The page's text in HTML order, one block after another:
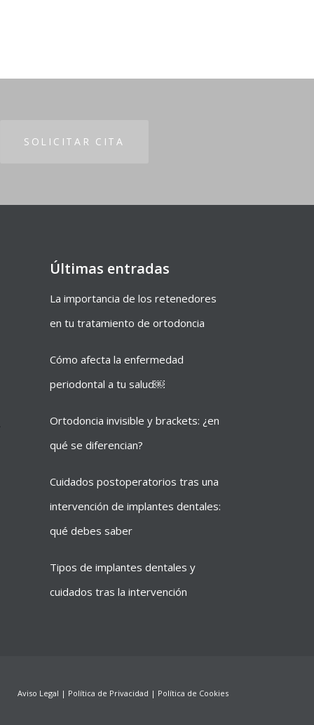
SOLICITAR CITA
Últimas entradas
La importancia de los retenedores
en tu tratamiento de ortodoncia
Cómo afecta la enfermedad
periodontal a tu salud￼
Ortodoncia invisible y brackets: ¿en
qué se diferencian?
Cuidados postoperatorios tras una
intervención de implantes dentales:
qué debes saber
Tipos de implantes dentales y
cuidados tras la intervención
Aviso Legal | Política de Privacidad | Política de Cookies